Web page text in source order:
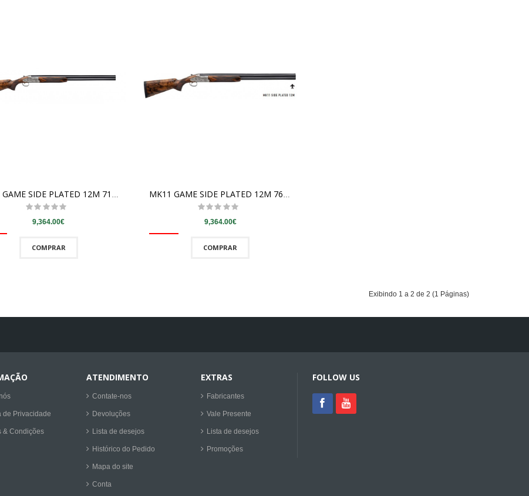
9,364.00€
COMPRAR
9,364.00€
COMPRAR
Exibindo 1 a 2 de 2 (1 Páginas)
de Privacidade
& Condições
ATENDIMENTO
Contate-nos
Devoluções
Lista de desejos
Histórico do Pedido
Mapa do site
Conta
EXTRAS
Fabricantes
Vale Presente
Lista de desejos
Promoções
FOLLOW US